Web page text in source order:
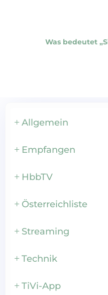
Allgemein
Empfangen
HbbTV
Österreichliste
Streaming
Technik
TiVi-App
Was bedeutet